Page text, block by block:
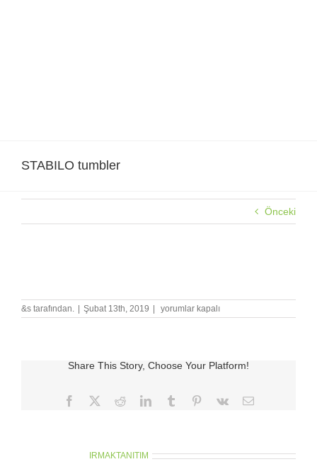
STABILO tumbler
Önceki
&s tarafından. Şubat 13th, 2019
STABILO
tumbler
yorumlar kapalı
Share This Story, Choose Your Platform!
Facebook RedditLinkedInTumblr Pinterest
Vk
E-
IRMAKTANITIM